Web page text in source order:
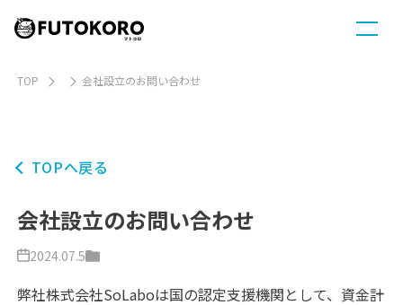
TOP 会社設立のお問い合わせ
TOPへ戻る
会社設立のお問い合わせ
2024.07.5
弊社株式会社SoLaboは国の認定支援機関として、資金計